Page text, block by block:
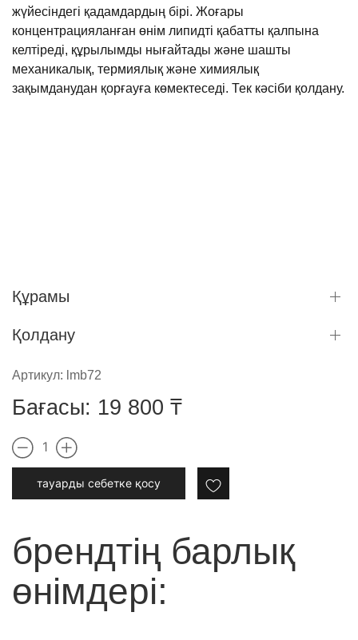
жүйесіндегі қадамдардың бірі. Жоғары
концентрацияланған өнім липидті қабатты қалпына
келтіреді, құрылымды нығайтады және шашты
механикалық, термиялық және химиялық
зақымданудан қорғауға көмектеседі. Тек кәсіби қолдану.
Құрамы
Қолдану
Артикул: lmb72
Бағасы: 19 800 ₸
1
тауарды cебетке қосу
брендтің барлық
өнімдері: